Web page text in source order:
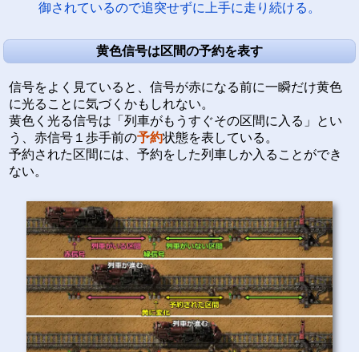
御されているので追突せずに上手に走り続ける。
黄色信号は区間の予約を表す
信号をよく見ていると、信号が赤になる前に一瞬だけ黄色
に光ることに気づくかもしれない。
黄色く光る信号は「列車がもうすぐその区間に入る」とい
う、赤信号１歩手前の予約状態を表している。
予約された区間には、予約をした列車しか入ることができ
ない。